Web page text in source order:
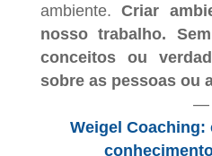
ambiente.Criar
nosso trabalho.
conceitos ou
sobre as pessoas ou
—
Weigel Coaching: